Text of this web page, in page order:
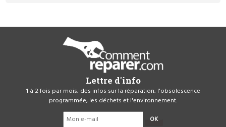
Lettre d'info
1 à 2 fois par mois, des infos sur la réparation, l'obsolescence
programmée, les déchets et l'environnement.
OK